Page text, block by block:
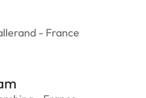
- France